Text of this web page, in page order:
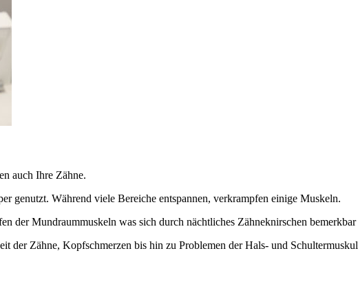
auch Ihre Zähne.
genutzt. Während viele Bereiche entspannen, verkrampfen einige Muskeln.
der Mundraummuskeln was sich durch nächtliches Zähneknirschen bemerkbar
der Zähne, Kopfschmerzen bis hin zu Problemen der Hals- und